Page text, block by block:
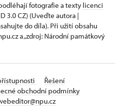
fotografie a texty licenci
3.0 CZ) (Uveďte autora |
do díla). Při užití obsahu
a „zdroj: Národní památkový
Řešení
obchodní podmínky